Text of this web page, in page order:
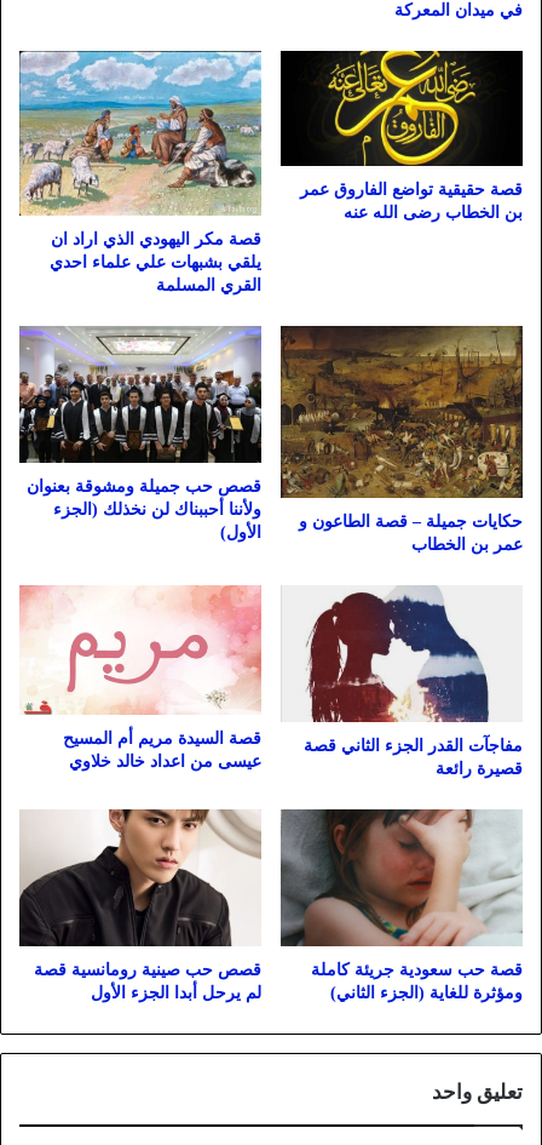
في ميدان المعركة
قصة حقيقية تواضع الفاروق عمر
بن الخطاب رضى الله عنه
قصة مكر اليهودي الذي اراد ان
يلقي بشبهات علي علماء احدي
القري المسلمة
حكايات جميلة – قصة الطاعون و
عمر بن الخطاب
قصص حب جميلة ومشوقة بعنوان
ولأننا أحببناك لن نخذلك (الجزء
الأول)
مفاجآت القدر الجزء الثاني قصة
قصيرة رائعة
قصة السيدة مريم أم المسيح
عيسى من اعداد خالد خلاوي
قصة حب سعودية جريئة كاملة
ومؤثرة للغاية (الجزء الثاني)
قصص حب صينية رومانسية قصة
لم يرحل أبدا الجزء الأول
تعليق واحد